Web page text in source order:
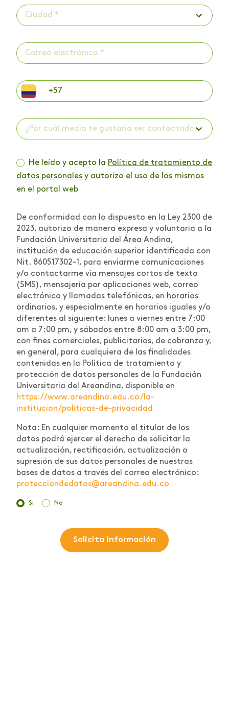
Ciudad *
¿Por cuál medio te gustaría ser contactado? *
He leído y acepto la Política de tratamiento de
datos personales y autorizo el uso de los mismos
en el portal web
De conformidad con lo dispuesto en la Ley 2300 de
2023, autorizo de manera expresa y voluntaria a la
Fundación Universitaria del Área Andina,
institución de educación superior identificada con
Nit. 860517302-1, para enviarme comunicaciones
y/o contactarme vía mensajes cortos de texto
(SMS), mensajería por aplicaciones web, correo
electrónico y llamadas telefónicas, en horarios
ordinarios, y especialmente en horarios iguales y/o
diferentes al siguiente: lunes a viernes entre 7:00
am a 7:00 pm, y sábados entre 8:00 am a 3:00 pm,
con fines comerciales, publicitarios, de cobranza y,
en general, para cualquiera de las finalidades
contenidas en la Política de tratamiento y
protección de datos personales de la Fundación
Universitaria del Areandina, disponible en
https://www.areandina.edu.co/la-
institucion/politicas-de-privacidad
Nota: En cualquier momento el titular de los
datos podrá ejercer el derecho de solicitar la
actualización, rectificación, actualización o
supresión de sus datos personales de nuestras
bases de datos a través del correo electrónico:
protecciondedatos@areandina.edu.co
Si No
Solicita información